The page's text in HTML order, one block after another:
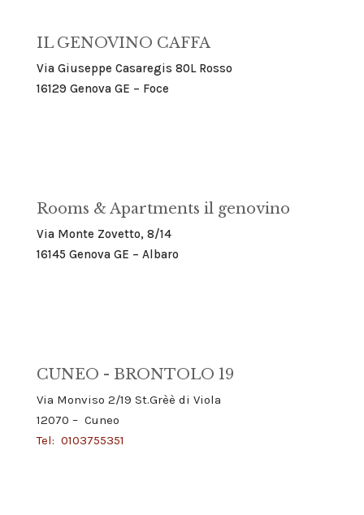
IL GENOVINO CAFFA
Via Giuseppe Casaregis 80L Rosso
16129 Genova GE – Foce
Rooms & Apartments il genovino
Via Monte Zovetto, 8/14
16145 Genova GE – Albaro
CUNEO - BRONTOLO 19
Via Monviso 2/19 St.Grèè di Viola
12070 – Cuneo
Tel: 0103755351